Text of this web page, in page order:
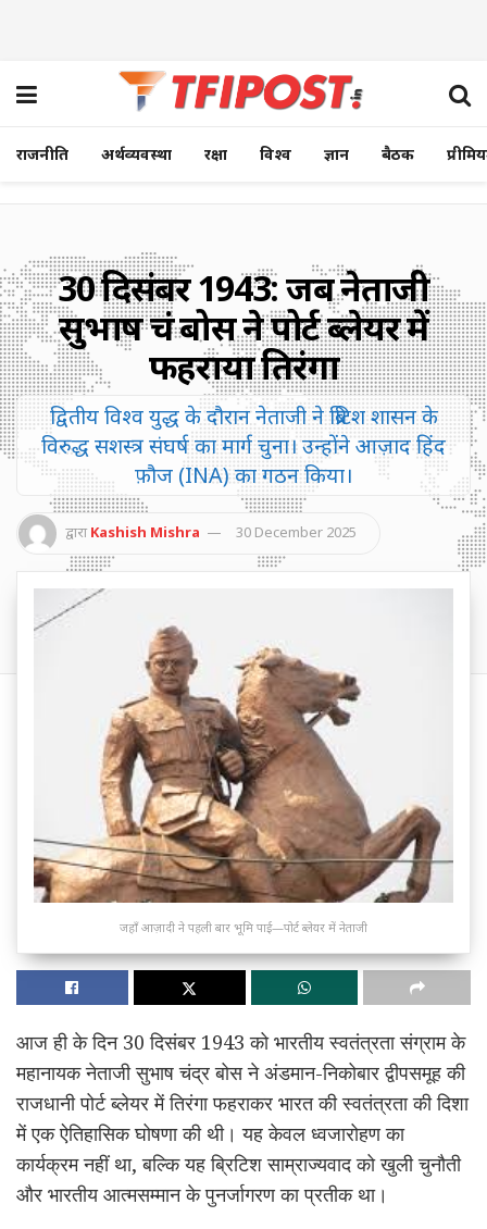
राजनीति अर्थव्यवस्था रक्षा विश्व ज्ञान बैठक
30 दिसंबर 1943: जब नेताजी
सुभाष चंद्र बोस ने पोर्ट ब्लेयर में
फहराया तिरंगा
द्वितीय विश्व युद्ध के दौरान नेताजी ने ब्रिटिश शासन के
विरुद्ध सशस्त्र संघर्ष का मार्ग चुना। उन्होंने आज़ाद हिंद
फ़ौज (INA) का गठन किया।
द्वारा Kashish Mishra 30 December 2025
जहाँ आज़ादी ने पहली बार भूमि पाई—पोर्ट ब्लेयर में नेताजी
आज ही के दिन 30 दिसंबर 1943 को भारतीय स्वतंत्रता संग्राम के
महानायक नेताजी सुभाष चंद्र बोस ने अंडमान-निकोबार द्वीपसमूह की
राजधानी पोर्ट ब्लेयर में तिरंगा फहराकर भारत की स्वतंत्रता की दिशा
में एक ऐतिहासिक घोषणा की थी। यह केवल ध्वजारोहण का
कार्यक्रम नहीं था, बल्कि यह ब्रिटिश साम्राज्यवाद को खुली चुनौती
और भारतीय आत्मसम्मान के पुनर्जागरण का प्रतीक था।